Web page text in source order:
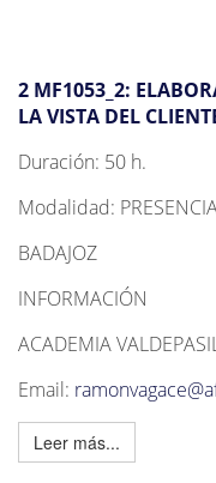
2 MF1053_2:
LA VISTA DEL
Duración: 50 h.
Modalidad:
BADAJOZ
INFORMACIÓN
ACADEMIA
Email:
Leer más...